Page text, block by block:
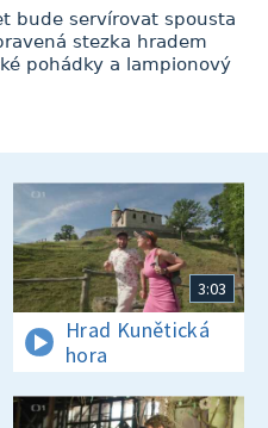
bude servírovat spousta
stezka hradem
pohádky a lampionový
3:03
Hrad Kunětická
hora